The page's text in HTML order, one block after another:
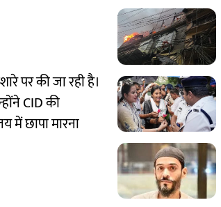
पर की जा रही है।
CID की
में छापा मारना